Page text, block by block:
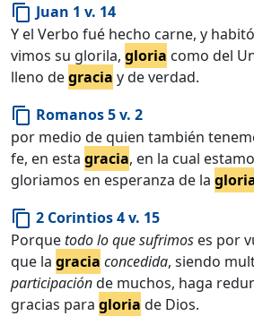
content_copy Juan 1 v. 14
Y el Verbo fué hecho carne, y
vimos su glorila, gloria como del
lleno degracia y de verdad.
content_copy Romanos 5 v. 2
por medio de quien también
fe, en esta gracia, en la cual
gloriamos en esperanza de la
content_copy 2 Corintios 4 v. 15
Porquetodo lo que sufrimos es por
que la gracia concedida, siendo
participaciónde muchos, haga
gracias para gloria de Dios.